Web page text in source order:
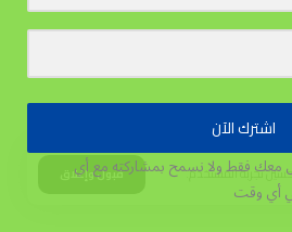
تجربة المستخدم. قبول وإغلاق
اشترك الآن
معك فقط ولا نسمح بمشاركته مع أي
أي وقت